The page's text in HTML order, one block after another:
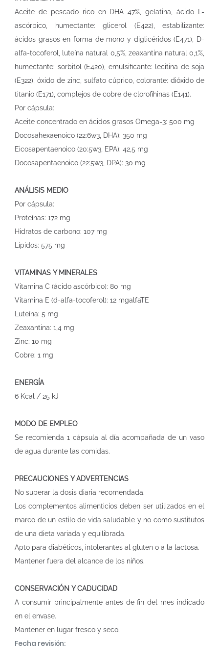
Aceite de pescado rico en DHA 47%, gelatina, ácido L-
ascórbico, humectante: glicerol (E422), estabilizante:
ácidos grasos en forma de mono y diglicéridos (E471), D-
alfa-tocoferol, luteína natural 0,5%, zeaxantina natural 0,1%,
humectante: sorbitol (E420), emulsificante: lecitina de soja
(E322), óxido de zinc, sulfato cúprico, colorante: dióxido de
titanio (E171), complejos de cobre de clorofihinas (E141).
Por cápsula:
Aceite concentrado en ácidos grasos Omega-3: 500 mg
Docosahexaenoico (22:6w3, DHA): 350 mg
Eicosapentaenoico (20:5w3, EPA): 42,5 mg
Docosapentaenoico (22:5w3, DPA): 30 mg
ANÁLISIS MEDIO
Por cápsula:
Proteínas: 172 mg
Hidratos de carbono: 107 mg
Lípidos: 575 mg
VITAMINAS Y MINERALES
Vitamina C (ácido ascórbico): 80 mg
Vitamina E (d-alfa-tocoferol): 12 mgalfaTE
Luteína: 5 mg
Zeaxantina: 1,4 mg
Zinc: 10 mg
Cobre: 1 mg
ENERGÍA
6 Kcal / 25 kJ
MODO DE EMPLEO
Se recomienda 1 cápsula al día acompañada de un vaso
de agua durante las comidas.
PRECAUCIONES Y ADVERTENCIAS
No superar la dosis diaria recomendada.
Los complementos alimenticios deben ser utilizados en el
marco de un estilo de vida saludable y no como sustitutos
de una dieta variada y equilibrada.
Apto para diabéticos, intolerantes al gluten o a la lactosa.
Mantener fuera del alcance de los niños.
CONSERVACIÓN Y CADUCIDAD
A consumir principalmente antes de fin del mes indicado
en el envase.
Mantener en lugar fresco y seco.
Fecha revisión: